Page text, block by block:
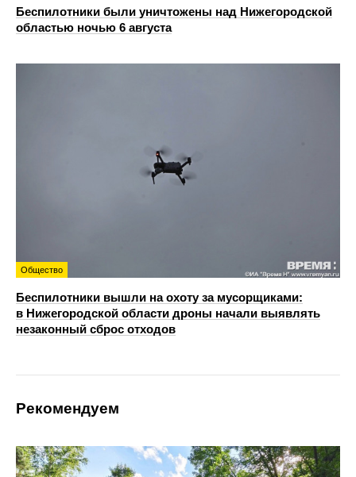
Беспилотники были уничтожены над Нижегородской
областью ночью 6 августа
Общество
Беспилотники вышли на охоту за мусорщиками:
в Нижегородской области дроны начали выявлять
незаконный сброс отходов
Рекомендуем